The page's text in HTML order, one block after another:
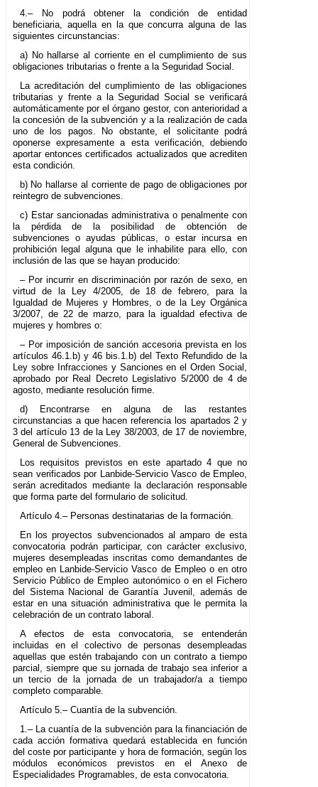
4.– No podrá obtener la condición de entidad
beneficiaria, aquella en la que concurra alguna de las
siguientes circunstancias:
a) No hallarse al corriente en el cumplimiento de sus
obligaciones tributarias o frente a la Seguridad Social.
La acreditación del cumplimiento de las obligaciones
tributarias y frente a la Seguridad Social se verificará
automáticamente por el órgano gestor, con anterioridad a
la concesión de la subvención y a la realización de cada
uno de los pagos. No obstante, el solicitante podrá
oponerse expresamente a esta verificación, debiendo
aportar entonces certificados actualizados que acrediten
esta condición.
b) No hallarse al corriente de pago de obligaciones por
reintegro de subvenciones.
c) Estar sancionadas administrativa o penalmente con
la pérdida de la posibilidad de obtención de
subvenciones o ayudas públicas, o estar incursa en
prohibición legal alguna que le inhabilite para ello, con
inclusión de las que se hayan producido:
– Por incurrir en discriminación por razón de sexo, en
virtud de la Ley 4/2005, de 18 de febrero, para la
Igualdad de Mujeres y Hombres, o de la Ley Orgánica
3/2007, de 22 de marzo, para la igualdad efectiva de
mujeres y hombres o:
– Por imposición de sanción accesoria prevista en los
artículos 46.1.b) y 46 bis.1.b) del Texto Refundido de la
Ley sobre Infracciones y Sanciones en el Orden Social,
aprobado por Real Decreto Legislativo 5/2000 de 4 de
agosto, mediante resolución firme.
d) Encontrarse en alguna de las restantes
circunstancias a que hacen referencia los apartados 2 y
3 del artículo 13 de la Ley 38/2003, de 17 de noviembre,
General de Subvenciones.
Los requisitos previstos en este apartado 4 que no
sean verificados por Lanbide-Servicio Vasco de Empleo,
serán acreditados mediante la declaración responsable
que forma parte del formulario de solicitud.
Artículo 4.– Personas destinatarias de la formación.
En los proyectos subvencionados al amparo de esta
convocatoria podrán participar, con carácter exclusivo,
mujeres desempleadas inscritas como demandantes de
empleo en Lanbide-Servicio Vasco de Empleo o en otro
Servicio Público de Empleo autonómico o en el Fichero
del Sistema Nacional de Garantía Juvenil, además de
estar en una situación administrativa que le permita la
celebración de un contrato laboral.
A efectos de esta convocatoria, se entenderán
incluidas en el colectivo de personas desempleadas
aquellas que estén trabajando con un contrato a tiempo
parcial, siempre que su jornada de trabajo sea inferior a
un tercio de la jornada de un trabajador/a a tiempo
completo comparable.
Artículo 5.– Cuantía de la subvención.
1.– La cuantía de la subvención para la financiación de
cada acción formativa quedará establecida en función
del coste por participante y hora de formación, según los
módulos económicos previstos en el Anexo de
Especialidades Programables, de esta convocatoria.